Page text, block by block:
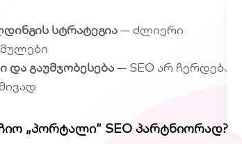
სტრატეგია— ძლიერი
და გაუმჯობესება— SEO არ ჩერდება,
„პორტალი“ SEO პარტნიორად?